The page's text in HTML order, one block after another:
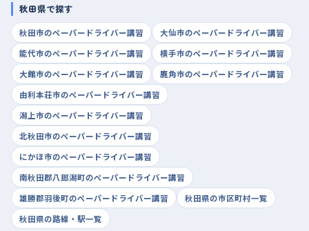
秋田県で探す
秋田市のペーパードライバー講習
大仙市のペーパードライバー講習
能代市のペーパードライバー講習
横手市のペーパードライバー講習
大館市のペーパードライバー講習
鹿角市のペーパードライバー講習
由利本荘市のペーパードライバー講習
潟上市のペーパードライバー講習
北秋田市のペーパードライバー講習
にかほ市のペーパードライバー講習
南秋田郡八郎潟町のペーパードライバー講習
雄勝郡羽後町のペーパードライバー講習
秋田県の市区町村一覧
秋田県の路線・駅一覧